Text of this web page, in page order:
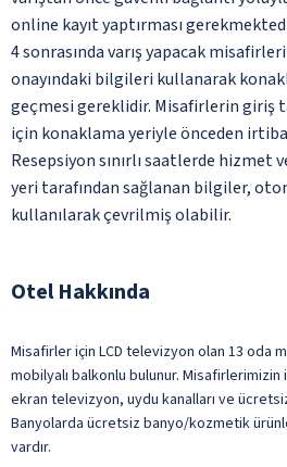
online kayıt yaptırması
4 sonrasında varış yapacak
onayındaki bilgileri kullanarak
geçmesi gereklidir. Misafirlerin giriş
için konaklama yeriyle önceden
Resepsiyon sınırlı saatlerde hizmet
yeri tarafından sağlanan bilgiler,
kullanılarak çevrilmiş olabilir.
Otel Hakkında
Misafirler için LCD televizyon olan 13 oda
mobilyalı balkonlu bulunur.
ekran televizyon, uydu kanalları ve
Banyolarda ücretsiz banyo/kozmetik
vardır.